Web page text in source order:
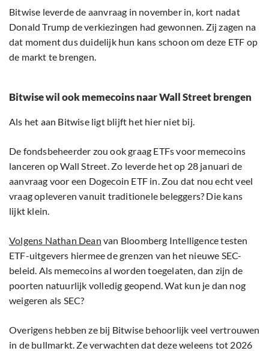
Bitwise leverde de aanvraag in november in, kort nadat
Donald Trump de verkiezingen had gewonnen. Zij zagen na
dat moment dus duidelijk hun kans schoon om deze ETF op
de markt te brengen.
Bitwise wil ook memecoins naar Wall Street brengen
Als het aan Bitwise ligt blijft het hier niet bij.
De fondsbeheerder zou ook graag ETFs voor memecoins
lanceren op Wall Street. Zo leverde het op 28 januari de
aanvraag voor een Dogecoin ETF in. Zou dat nou echt veel
vraag opleveren vanuit traditionele beleggers? Die kans
lijkt klein.
Volgens Nathan Dean van Bloomberg Intelligence testen
ETF-uitgevers hiermee de grenzen van het nieuwe SEC-
beleid. Als memecoins al worden toegelaten, dan zijn de
poorten natuurlijk volledig geopend. Wat kun je dan nog
weigeren als SEC?
Overigens hebben ze bij Bitwise behoorlijk veel vertrouwen
in de bullmarkt. Ze verwachten dat deze weleens tot 2026